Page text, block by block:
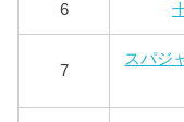
6
7
スパジ